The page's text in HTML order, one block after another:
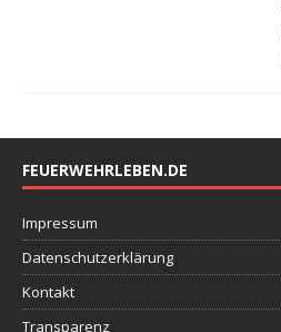
FEUERWEHRLEBEN.DE
Impressum
Datenschutzerklärung
Kontakt
Transparenz